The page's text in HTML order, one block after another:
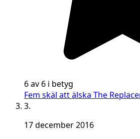
6 av 6 i betyg
Fem skäl att älska The
3.
17 december 2016